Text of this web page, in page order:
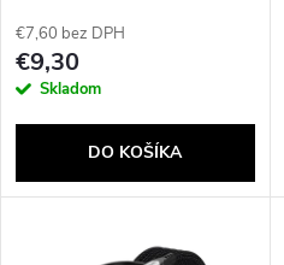
p
r
d
r
o
d
€7,60 bez DPH
€9,30
Skladom
DO KOŠÍKA